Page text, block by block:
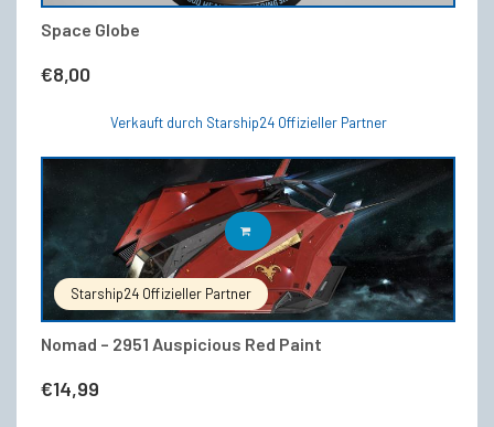
Space Globe
€8,00
Verkauft durch Starship24 Offizieller Partner
Starship24 Offizieller Partner
Nomad – 2951 Auspicious Red Paint
€14,99
IN DEN WARENKORB